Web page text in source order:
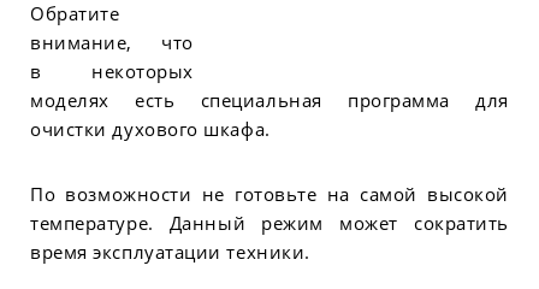
Обратите
внимание, что
в некоторых
моделях есть специальная программа для
очистки духового шкафа.
По возможности не готовьте на самой высокой
температуре. Данный режим может сократить
время эксплуатации техники.